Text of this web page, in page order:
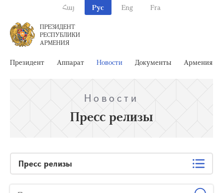
Հայ Рус Eng Fra
ПРЕЗИДЕНТ
РЕСПУБЛИКИ
АРМЕНИЯ
Президент Аппарат Новости Документы Армения
Новости
Пресс релизы
Пресс релизы